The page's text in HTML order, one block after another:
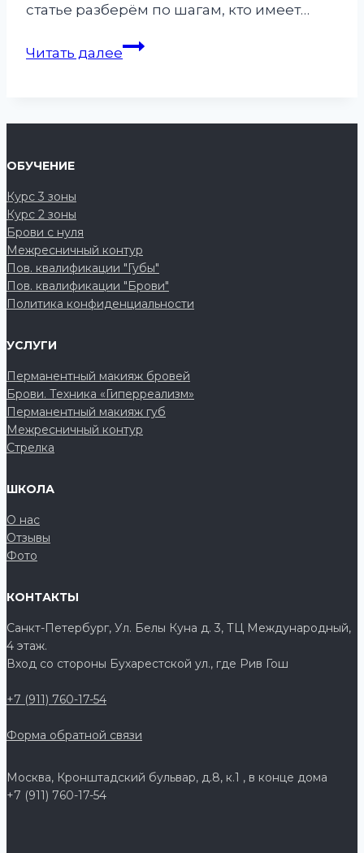
статье разберём по шагам, кто имеет…
Читать далееБесплатное
ОБУЧЕНИЕ
Курс 3 зоны
Курс 2 зоны
Брови с нуля
Межресничный контур
Пов. квалификации "Губы"
Пов. квалификации "Брови"
Политика конфиденциальности
УСЛУГИ
Перманентный макияж бровей
Брови. Техника «Гиперреализм»
Перманентный макияж губ
Межресничный контур
Стрелка
ШКОЛА
О нас
Отзывы
Фото
КОНТАКТЫ
Санкт-Петербург, Ул. Белы Куна д. 3, ТЦ Международный,
4 этаж.
Вход со стороны Бухарестской ул., где Рив Гош
+7 (911) 760-17-54
Форма обратной связи
Москва, Кронштадский бульвар, д.8, к.1 , в конце дома
+7 (911) 760-17-54